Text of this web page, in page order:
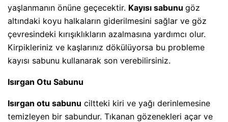
yaşlanmanın önüne geçecektir. Kayısı sabunu göz
altındaki koyu halkaların giderilmesini sağlar ve göz
çevresindeki kırışıklıkların azalmasına yardımcı olur.
Kirpikleriniz ve kaşlarınız dökülüyorsa bu probleme
kayısı sabunu kullanarak son verebilirsiniz.
Isırgan Otu Sabunu
Isırgan otu sabunu ciltteki kiri ve yağı derinlemesine
temizleyen bir sabundur. Tıkanan gözenekleri açar ve